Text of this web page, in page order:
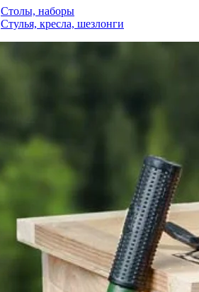
Столы, наборы
Стулья, кресла, шезлонги